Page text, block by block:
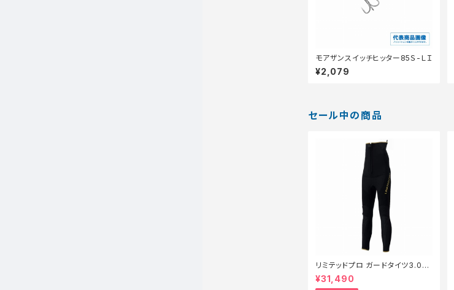
モアザンスイッチヒッター85Ｓ-ＬＩ
¥2,079
セール中の商品
リミテッドプロ ガードタイツ3.0FI
−540X 黒 LB【特価装備】【20】
¥31,490